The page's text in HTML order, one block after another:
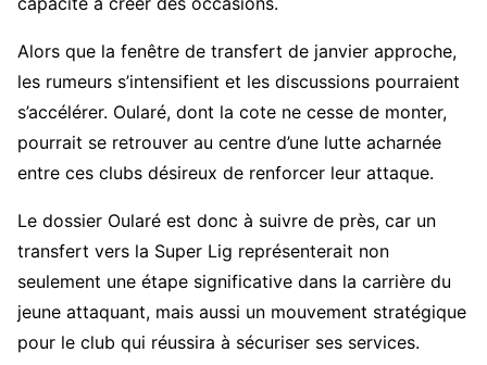
Alors que la fenêtre de transfert de janvier approche,
les rumeurs s’intensifient et les discussions pourraient
s’accélérer. Oularé, dont la cote ne cesse de monter,
pourrait se retrouver au centre d’une lutte acharnée
entre ces clubs désireux de renforcer leur attaque.
Le dossier Oularé est donc à suivre de près, car un
transfert vers la Super Lig représenterait non
seulement une étape significative dans la carrière du
jeune attaquant, mais aussi un mouvement stratégique
pour le club qui réussira à sécuriser ses services.